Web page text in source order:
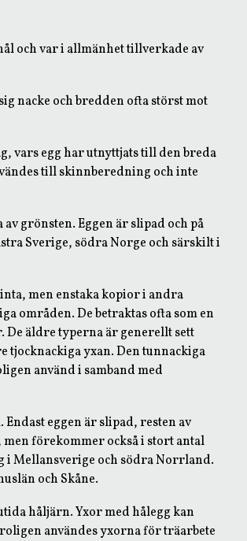
och var i allmänhet tillverkade av
nacke och bredden ofta störst mot
vars egg har utnyttjats till den breda
till skinnberedning och inte
grönsten. Eggen är slipad och på
Sverige, södra Norge och särskilt i
men enstaka kopior i andra
områden. De betraktas ofta som en
De äldre typerna är generellt sett
tjocknackiga yxan. Den tunnackiga
använd i samband med
eggen är slipad, resten av
förekommer också i stort antal
i Mellansverige och södra Norrland.
och Skåne.
håljärn. Yxor med hålegg kan
användes yxorna för träarbete